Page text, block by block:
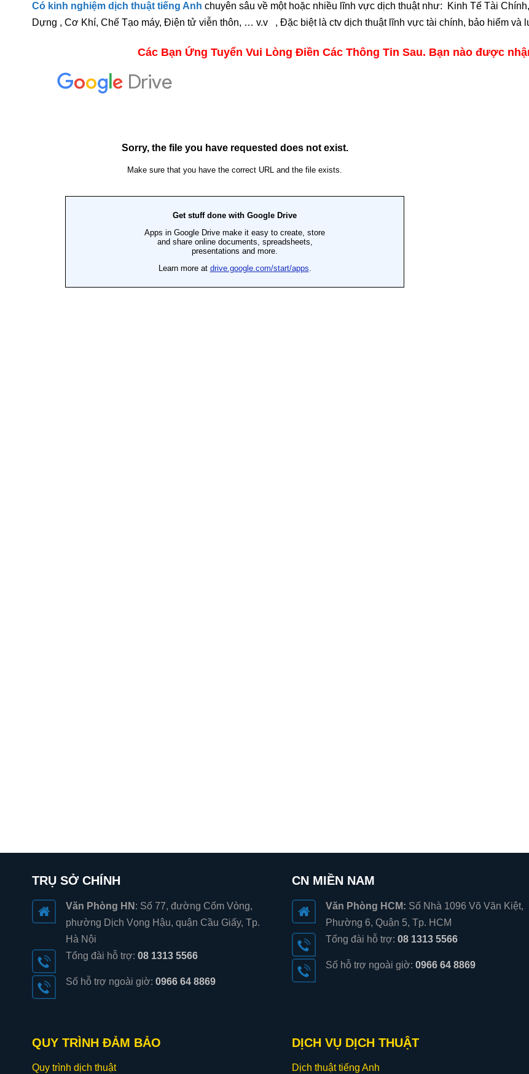
Có kinh nghiệm dịch thuật tiếng Anh chuyên sâu về một hoặc nhiều lĩnh vực dịch thuật như: Kinh Tế Tài
Dựng , Cơ Khí, Chế Tạo máy, Điện tử viễn thôn, … v.v , Đặc biệt là ctv dịch thuật lĩnh vực tài chính, bảo hiểm và
Các Bạn Ứng Tuyển Vui Lòng Điền Các Thông Tin Sau. Bạn nào được
TRỤ SỞ CHÍNH
Văn Phòng HN : Số 77, đường Cốm Vòng,
phường Dịch Vọng Hậu, quận Cầu Giấy, Tp.
Hà Nội
Tổng đài hỗ trợ: 08 1313 5566
Số hỗ trợ ngoài giờ: 0966 64 8869
CN MIỀN NAM
Văn Phòng HCM: Số Nhà 1096 Võ Văn Kiệt,
Phường 6, Quận 5, Tp. HCM
Tổng đài hỗ trợ:08 1313 5566
Số hỗ trợ ngoài giờ:0966 64 8869
QUY TRÌNH ĐẢM BẢO
Quy trình dịch thuật
DỊCH VỤ DỊCH THUẬT
Dịch thuật tiếng Anh